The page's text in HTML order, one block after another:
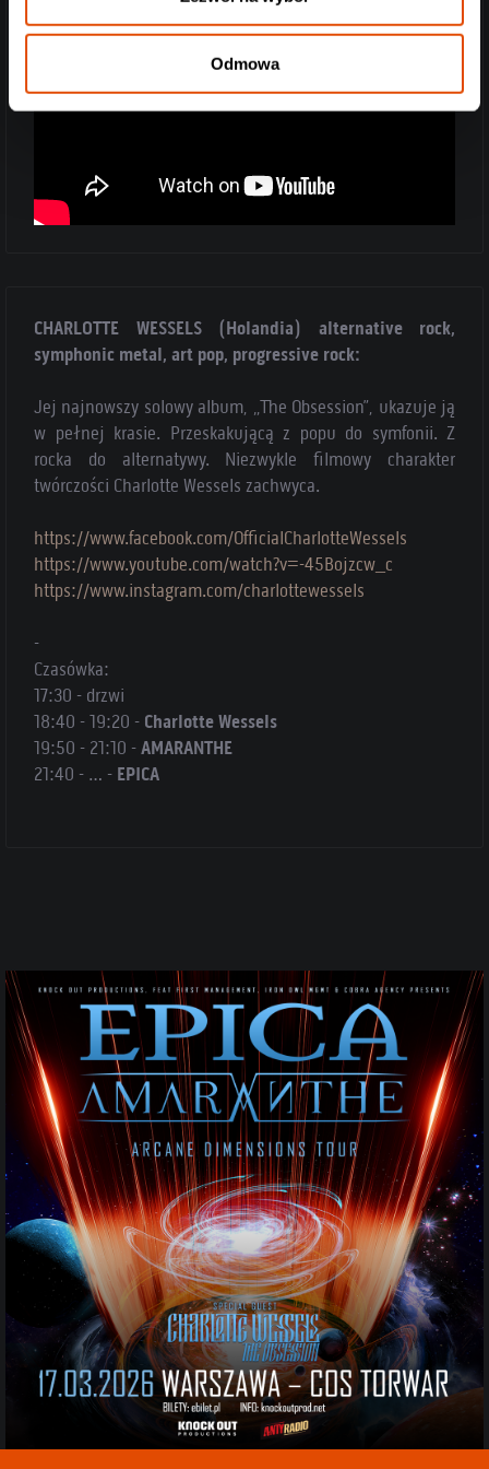
Odmowa
CHARLOTTE WESSELS (Holandia) alternative rock,
symphonic metal, art pop, progressive rock:
Jej najnowszy solowy album, „The Obsession”, ukazuje ją
w pełnej krasie. Przeskakującą z popu do symfonii. Z
rocka do alternatywy. Niezwykle filmowy charakter
twórczości Charlotte Wessels zachwyca.
https://www.facebook.com/OfficialCharlotteWessels
https://www.youtube.com/watch?v=-45Bojzcw_c
https://www.instagram.com/charlottewessels
-
Czasówka:
17:30 - drzwi
18:40 - 19:20 - Charlotte Wessels
19:50 - 21:10 -AMARANTHE
21:40 - … - EPICA